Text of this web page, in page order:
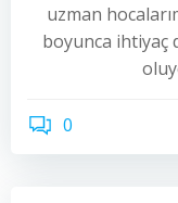
uzman
boyunca ihtiyaç
0